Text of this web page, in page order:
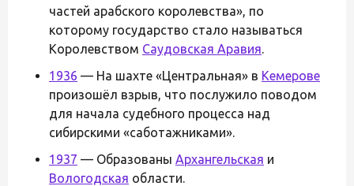
частей арабского королевства», по
которому государство стало называться
Королевством Саудовская Аравия.
1936 — На шахте «Центральная» в Кемерове
произошёл взрыв, что послужило поводом
для начала судебного процесса над
сибирскими «саботажниками».
1937 — Образованы Архангельская и
Вологодская области.